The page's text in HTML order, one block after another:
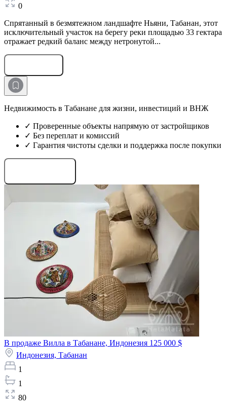
0
Спрятанный в безмятежном ландшафте Ньяни, Табанан, этот
исключительный участок на берегу реки площадью 33 гектара
отражает редкий баланс между нетронутой...
Недвижимость в Табанане для жизни, инвестиций и ВНЖ
✓ Проверенные объекты напрямую от застройщиков
✓ Без переплат и комиссий
✓ Гарантия чистоты сделки и поддержка после покупки
В продаже Вилла в Табанане, Индонезия 125 000 $
Индонезия, Табанан
1
1
80